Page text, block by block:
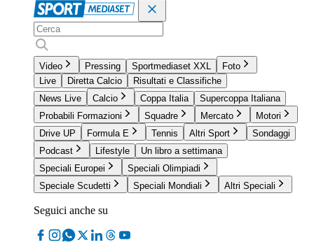
Video Pressing Sportmediaset XXL
Foto
Live
Diretta Calcio
Risultati e Classifiche
News Live
Calcio Coppa Italia
Supercoppa Italiana
Probabili Formazioni
Squadre Mercato
Motori
Drive UP
Formula E Tennis Altri Sport
Sondaggi
Podcast
Lifestyle
Un libro a settimana
Speciali Europei
Speciali Olimpiadi
Speciale Scudetti
Speciali Mondiali Altri Speciali
Seguici anche su